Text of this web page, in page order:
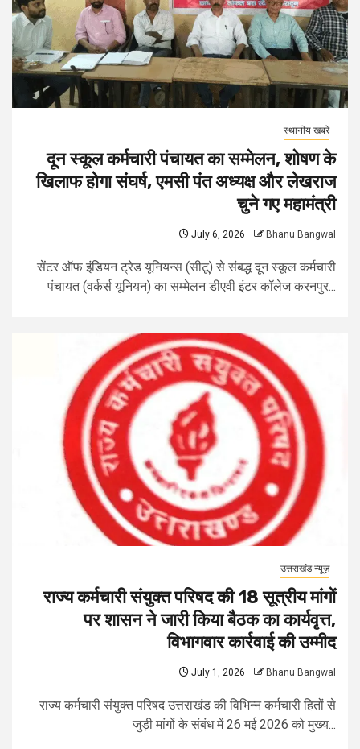
स्थानीय खबरें
दून स्कूल कर्मचारी पंचायत का सम्मेलन, शोषण के
खिलाफ होगा संघर्ष, एमसी पंत अध्यक्ष और लेखराज
चुने गए महामंत्री
July 6, 2026 Bhanu Bangwal
सेंटर ऑफ इंडियन ट्रेड यूनियन्स (सीटू) से संबद्ध दून स्कूल कर्मचारी
पंचायत (वर्कर्स यूनियन) का सम्मेलन डीएवी इंटर कॉलेज करनपुर...
उत्तराखंड न्यूज़
राज्य कर्मचारी संयुक्त परिषद की 18 सूत्रीय मांगों
पर शासन ने जारी किया बैठक का कार्यवृत्त,
विभागवार कार्रवाई की उम्मीद
July 1, 2026 Bhanu Bangwal
राज्य कर्मचारी संयुक्त परिषद उत्तराखंड की विभिन्न कर्मचारी हितों से
जुड़ी मांगों के संबंध में 26 मई 2026 को मुख्य...